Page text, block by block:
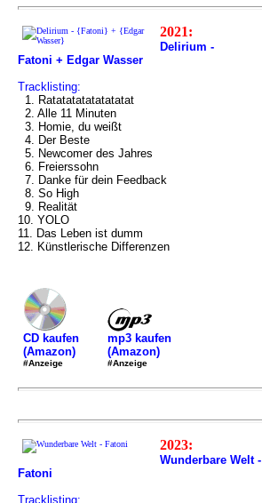
2021:
Delirium -
Fatoni + Edgar Wasser
Tracklisting:
1. Ratatatatatatatatat
2. Alle 11 Minuten
3. Homie, du weißt
4. Der Beste
5. Newcomer des Jahres
6. Freierssohn
7. Danke für dein Feedback
8. So High
9. Realität
10. YOLO
11. Das Leben ist dumm
12. Künstlerische Differenzen
CD kaufen
(Amazon)
#Anzeige
mp3 kaufen
(Amazon)
#Anzeige
2023:
Wunderbare Welt -
Fatoni
Tracklisting: